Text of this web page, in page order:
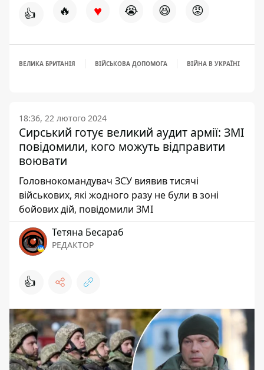
👍 🔥 ♥ 😭 😆 😡
ВЕЛИКА БРИТАНІЯ ВІЙСЬКОВА ДОПОМОГА ВІЙНА В УКРАЇНІ
18:36, 22 лютого 2024
Сирський готує великий аудит армії: ЗМІ
повідомили, кого можуть відправити
воювати
Головнокомандувач ЗСУ виявив тисячі
військових, які жодного разу не були в зоні
бойових дій, повідомили ЗМІ
Тетяна Бесараб
РЕДАКТОР
👍